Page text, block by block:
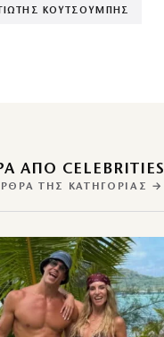
ΚΟΥΤΣΟΥΜΠΗΣ
ΑΠΌ CELEBRITIES
ΤΗΣ ΚΑΤΗΓΟΡΊΑΣ →